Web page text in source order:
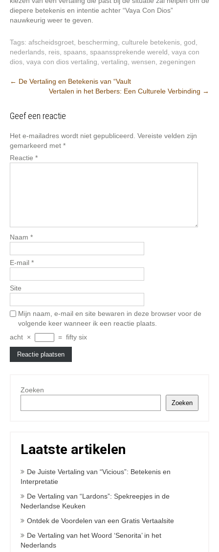
diepere betekenis en intentie achter “Vaya Con Dios”
nauwkeurig weer te geven.
Tags: afscheidsgroet bescherming culturele betekenis god
nederlands reis spaans spaanssprekende wereld vaya con
dios vaya con dios vertaling vertaling wensen zegeningen
Berichtnavigatie
← De Vertaling en Betekenis van “Vault
Vertalen in het Berbers: Een Culturele Verbinding →
Geef een reactie
Het e-mailadres wordt niet gepubliceerd. Vereiste velden zijn
gemarkeerd met *
Reactie *
Naam *
E-mail *
Site
Mijn naam, e-mail en site bewaren in deze browser voor de
volgende keer wanneer ik een reactie plaats.
acht × = fifty six
Zoeken
Zoeken
Laatste artikelen
De Juiste Vertaling van “Vicious”: Betekenis en
Interpretatie
De Vertaling van “Lardons”: Spekreepjes in de
Nederlandse Keuken
Ontdek de Voordelen van een Gratis Vertaalsite
De Vertaling van het Woord ‘Senorita’ in het
Nederlands